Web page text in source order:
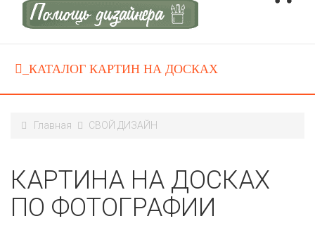
Главная СВОЙ ДИЗАЙН
КАРТИНА НА ДОСКАХ
ПО ФОТОГРАФИИ